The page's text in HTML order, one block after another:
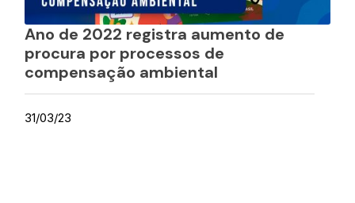
Ano de 2022 registra aumento de
procura por processos de
compensação ambiental
31/03/23